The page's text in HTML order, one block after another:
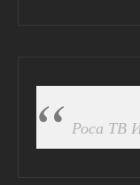
Роса ТВ